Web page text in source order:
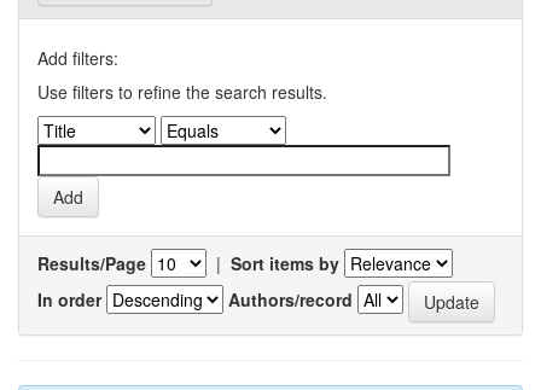
Add filters:
Use filters to refine the search results.
Results/Page | Sort items by
In order
Authors/record